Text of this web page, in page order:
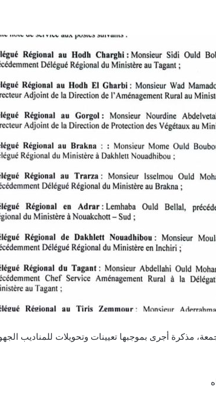
مذكرة أجرى بموجبها تعيينات وتحويلات للمناديب